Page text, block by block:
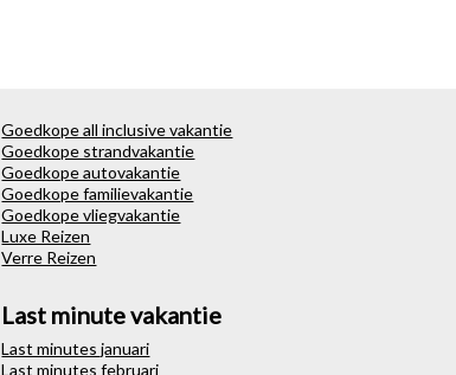
Goedkope all inclusive vakantie
Goedkope strandvakantie
Goedkope autovakantie
Goedkope familievakantie
Goedkope vliegvakantie
Luxe Reizen
Verre Reizen
Last minute vakantie
Last minutes januari
Last minutes februari